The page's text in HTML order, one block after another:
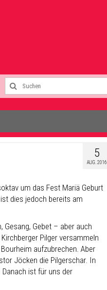
5
AUG. 2016
um das Fest Mariä Geburt
dies jedoch bereits am
Gesang, Gebet – aber auch
Pilger versammeln
aufzubrechen. Aber
Jöcken die Pilgerschar. In
Danach ist für uns der